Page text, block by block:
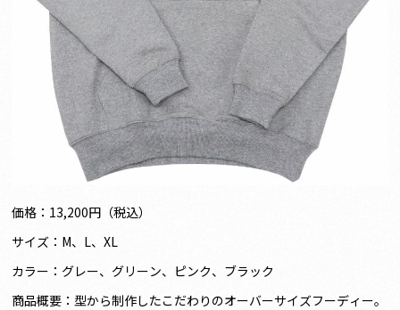
価格：13,200円（税込）
サイズ：M、L、XL
カラー：グレー、グリーン、ピンク、ブラック
商品概要：型から制作したこだわりのオーバーサイズフーディー。